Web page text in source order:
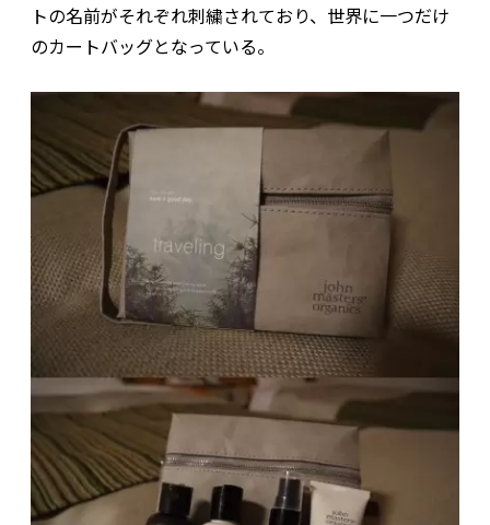
トの名前がそれぞれ刺繍されており、世界に一つだけ
のカートバッグとなっている。